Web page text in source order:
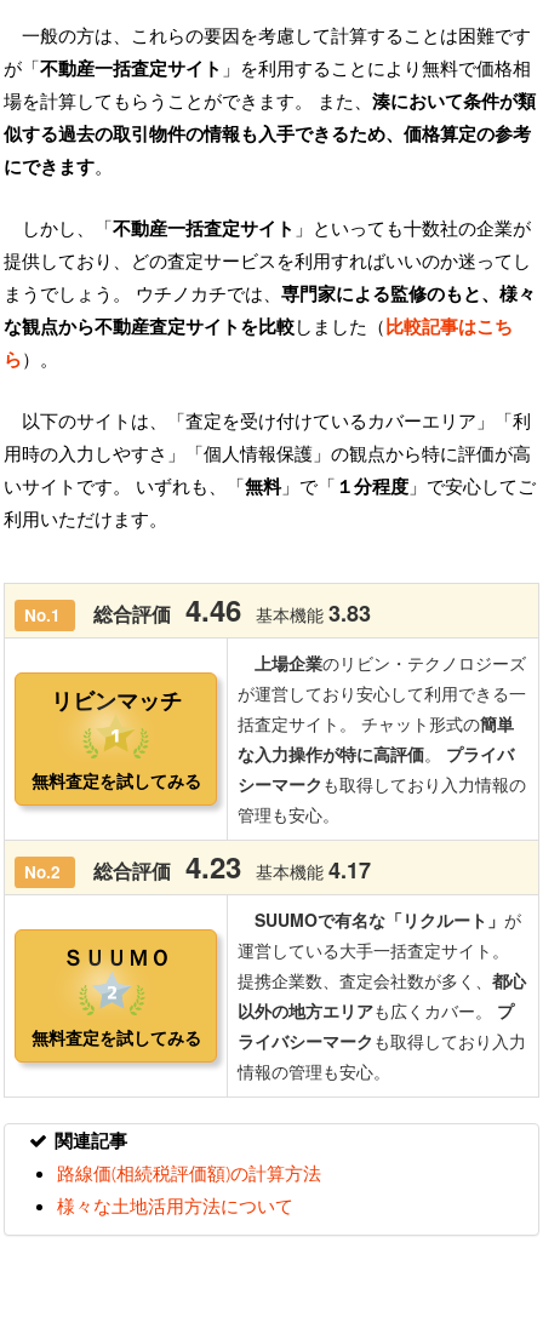
一般の方は、これらの要因を考慮して計算することは困難です
が「不動産一括査定サイト 」を利用することにより無料で価格相
場を計算してもらうことができます。 また、 湊において条件が類
似する過去の取引物件の情報も入手できるため、価格算定の参考
にできます。
しかし、「不動産一括査定サイト 」といっても十数社の企業が
提供しており、どの査定サービスを利用すればいいのか迷ってし
まうでしょう。 ウチノカチでは、 専門家による監修のもと、様々
な観点から不動産査定サイトを比較しました（比較記事はこち
ら）。
以下のサイトは、「査定を受け付けているカバーエリア」「利
用時の入力しやすさ」「個人情報保護」の観点から特に評価が高
いサイトです。 いずれも、「無料」で「 １分程度 」で安心してご
利用いただけます。
関連記事
路線価(相続税評価額)の計算方法
様々な土地活用方法について